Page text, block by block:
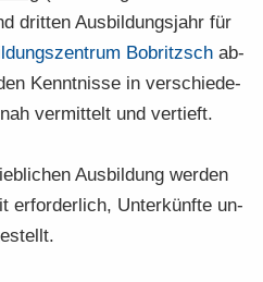
drit­ten Aus­bil­dungs­jahr für
Bobritzsch ab­
Kennt­nis­se in ver­schie­de­
ver­mit­telt und ver­tieft.
Aus­bil­dung wer­den
er­for­der­lich, Un­ter­künf­te un­